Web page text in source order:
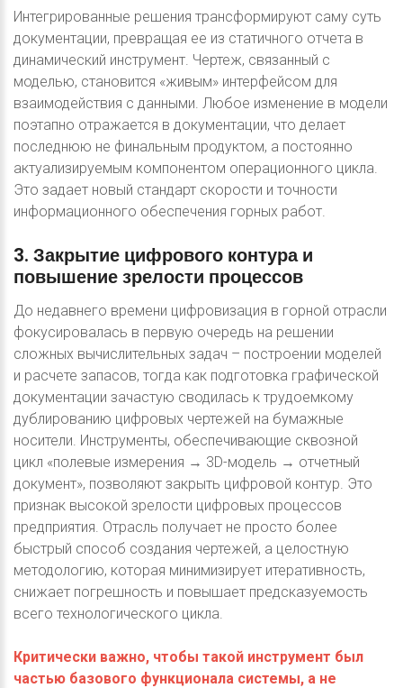
Интегрированные решения трансформируют саму суть
документации, превращая ее из статичного отчета в
динамический инструмент. Чертеж, связанный с
моделью, становится «живым» интерфейсом для
взаимодействия с данными. Любое изменение в модели
поэтапно отражается в документации, что делает
последнюю не финальным продуктом, а постоянно
актуализируемым компонентом операционного цикла.
Это задает новый стандарт скорости и точности
информационного обеспечения горных работ.
3. Закрытие цифрового контура и
повышениезрелости процессов
До недавнего времени цифровизация в горной отрасли
фокусировалась в первую очередь на решении
сложных вычислительных задач – построении моделей
и расчете запасов, тогда как подготовка графической
документации зачастую сводилась к трудоемкому
дублированию цифровых чертежей на бумажные
носители. Инструменты, обеспечивающие сквозной
цикл «полевые измерения → 3D-модель → отчетный
документ», позволяют закрыть цифровой контур. Это
признак высокой зрелости цифровых процессов
предприятия. Отрасль получает не просто более
быстрый способ создания чертежей, а целостную
методологию, которая минимизирует итеративность,
снижает погрешность и повышает предсказуемость
всего технологического цикла.
Критически важно, чтобы такой инструмент был
частью базового функционала системы, а не